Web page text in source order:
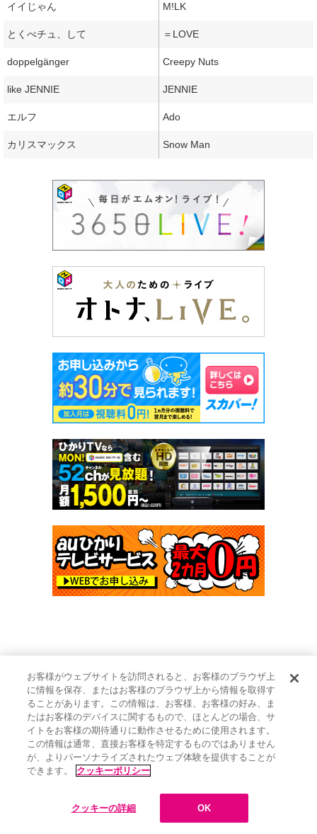
イイじゃん M!LK
とくべチュ、して ＝LOVE
doppelgänger Creepy Nuts
like JENNIE JENNIE
エルフ Ado
カリスマックス Snow Man
お客様がウェブサイトを訪問されると、お客様のブラウザ上
に情報を保存、またはお客様のブラウザ上から情報を取得す
ることがあります。この情報は、お客様、お客様の好み、ま
たはお客様のデバイスに関するもので、ほとんどの場合、サ
イトをお客様の期待通りに動作させるために使用されます。
この情報は通常、直接お客様を特定するものではありません
が、よりパーソナライズされたウェブ体験を提供することが
できます。
クッキーポリシー
クッキーの詳細 OK